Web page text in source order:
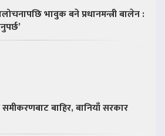
भावुक बने प्रधानमन्त्री बालेन :
समीकरणबाट बाहिर, बानियाँ सरकार